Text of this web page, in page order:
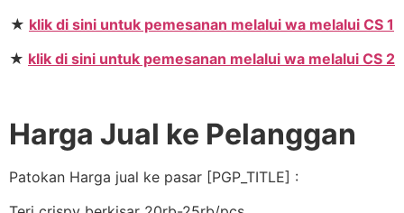
★ klik di sini untuk pemesanan melalui wa melalui CS 1
★ klik di sini untuk pemesanan melalui wa melalui CS 2
Harga Jual ke Pelanggan
Patokan Harga jual ke pasar [PGP_TITLE] :